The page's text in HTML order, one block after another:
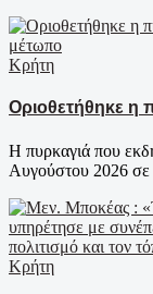
Κρήτη
Οριοθετήθηκε η
Η πυρκαγιά που
Αυγούστου 2026 σε
Κρήτη